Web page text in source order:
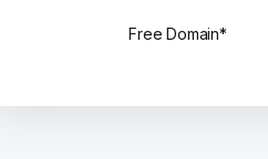
Free Domain*